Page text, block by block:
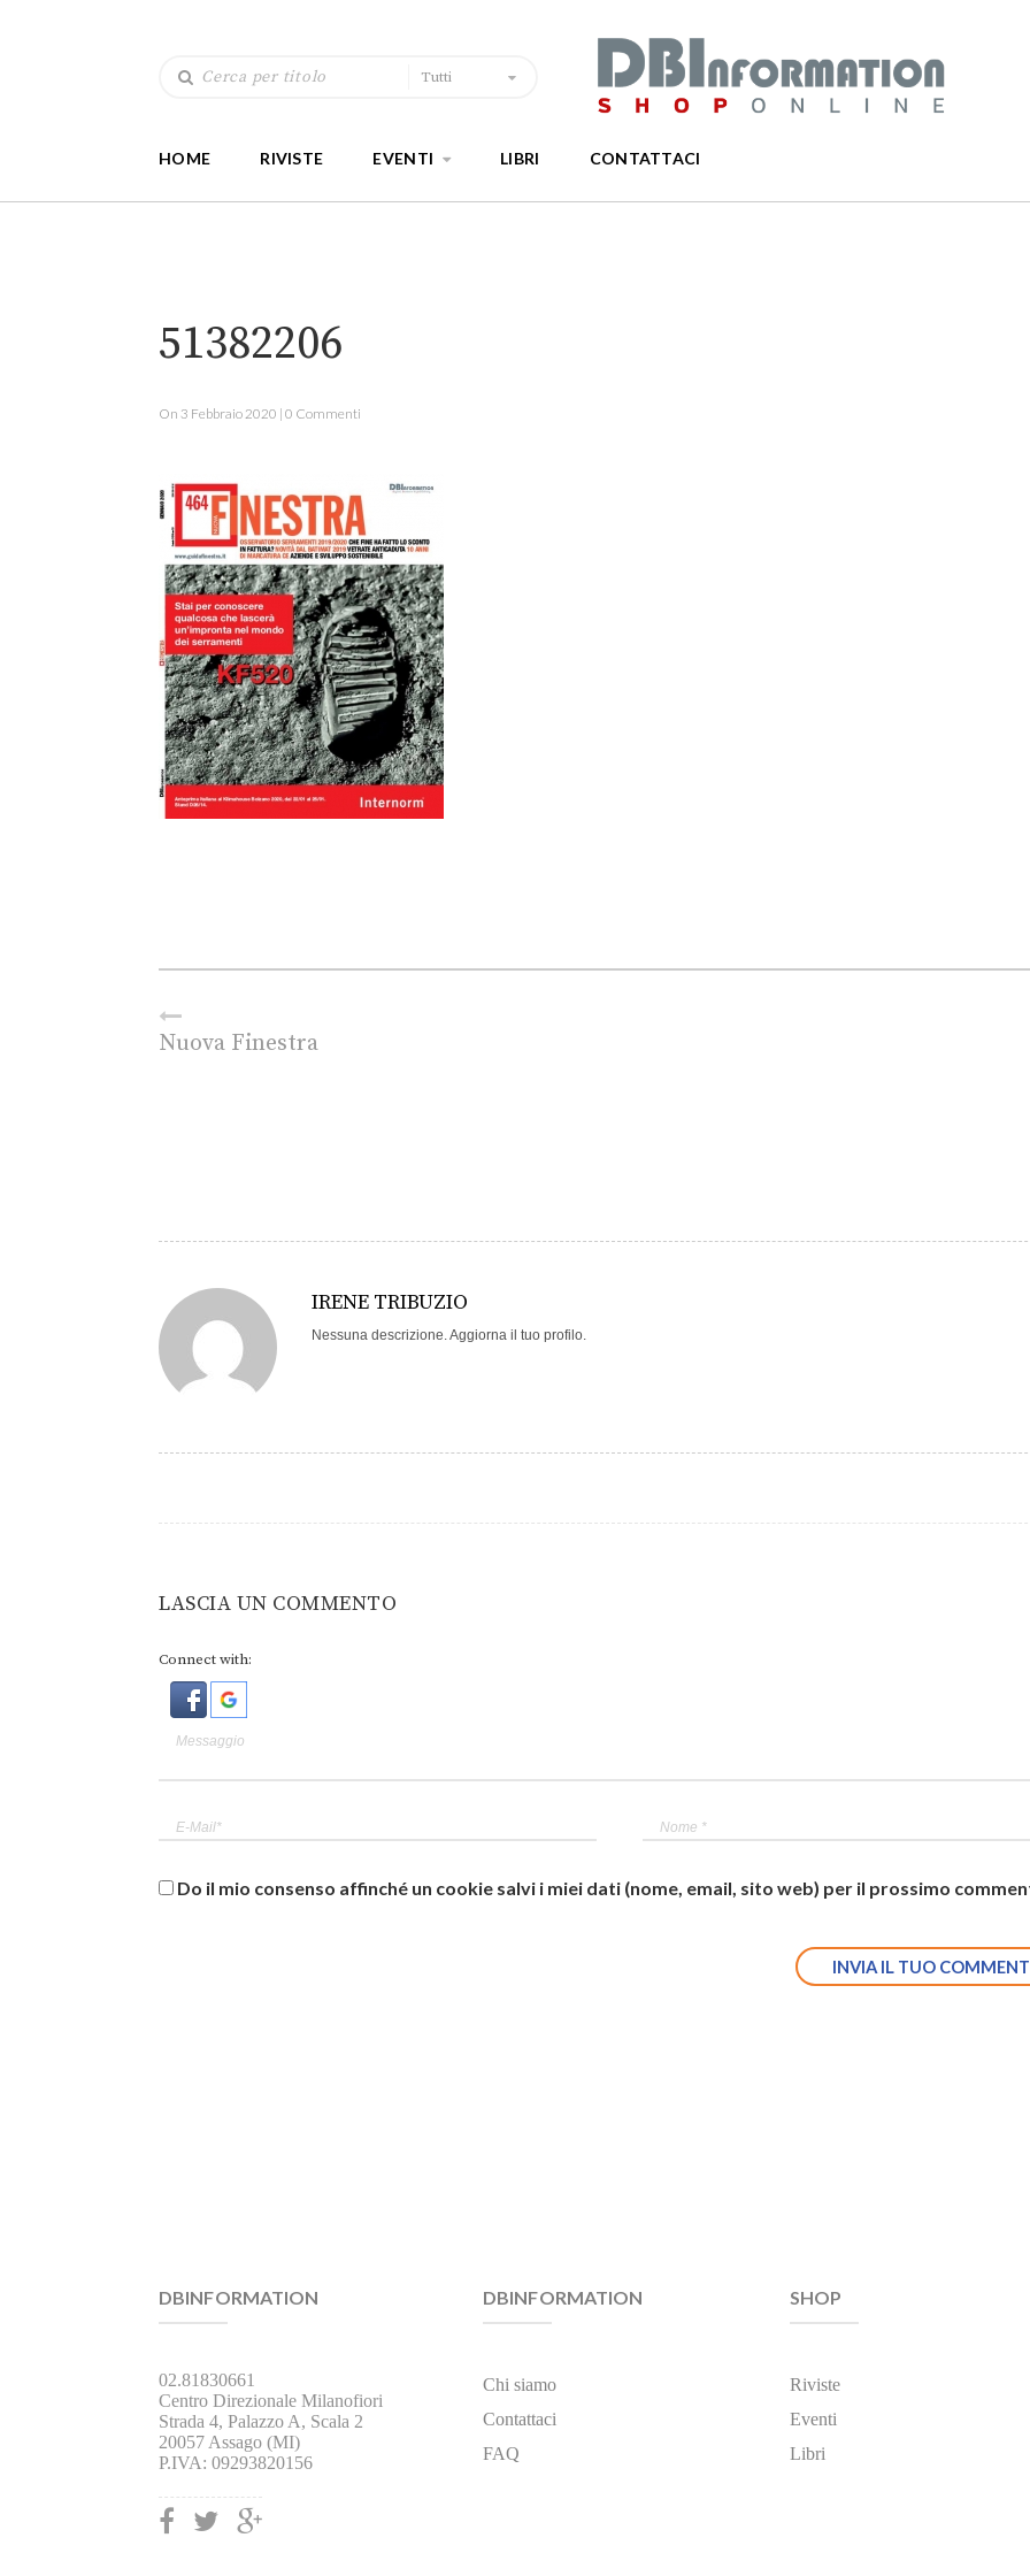
Tutti
HOME RIVISTE EVENTI LIBRI CONTATTACI
51382206
On 3 Febbraio 2020 | 0 Commenti
Nuova Finestra
IRENE TRIBUZIO
Nessuna descrizione. Aggiorna il tuo profilo.
LASCIA UN COMMENTO
Connect with:
Do il mio consenso affinché un cookie salvi i miei dati (nome, email, sito web) per il prossimo
DBINFORMATION
02.81830661
Centro Direzionale Milanofiori
Strada 4, Palazzo A, Scala 2
20057 Assago (MI)
P.IVA: 09293820156
DBINFORMATION
Chi siamo
Contattaci
FAQ
SHOP
Riviste
Eventi
Libri